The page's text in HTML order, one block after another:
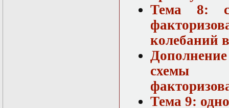
Тема 8:
колебаний
схемы
Тема 9: